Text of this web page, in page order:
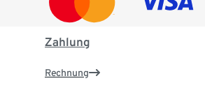
Zahlung
Rechnung